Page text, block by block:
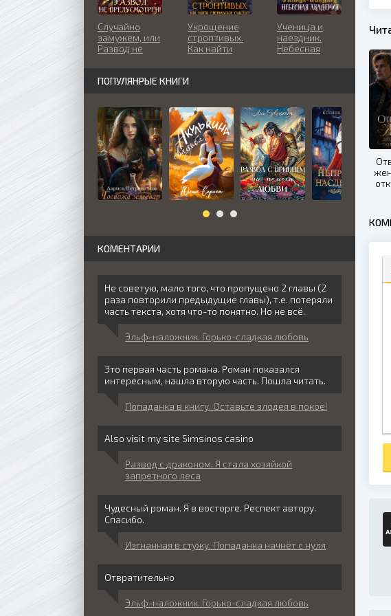
Случайно
замужем, или
Развод не
Укрощение
строптивых.
Как найти
счастье?
Ученица и
наездник.
Небесная
ПОПУЛЯНРЫЕ КНИГИ
КОМЕНТАРИИ
Не советую, мало того, что пропущено 2 главы (2
раза повторили предыдущие главы), т.е. потеряли
часть текста, хотя что-то понятно. Но не всё.
Эльф-наложник. Горько-сладкая любовь
Это первая часть романа. Роман показался
интересным, нашла вторую часть. Пошла читать.
Попаданка в книгу. Оставьте злодея в покое!
Also visit my site Simsinos casino
Развод с драконом. Я стала хозяйкой
запретного леса
Чудесный роман. Я в восторге. Респект автору.
Спасибо.
Изгнанная в стужу. Попаданка начнёт с нуля
Отвратительно
Эльф-наложник. Горько-сладкая любовь